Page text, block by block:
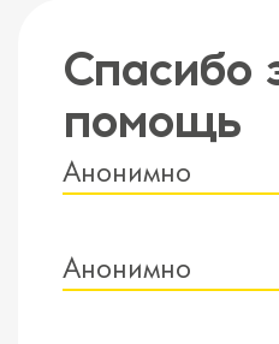
Спасибо
помощь
Анонимно
Анонимно